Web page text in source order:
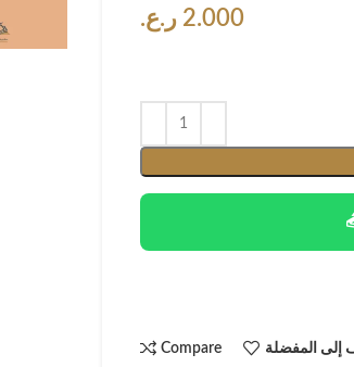
2.000 ر.ع.
Compare إلى المفضلة